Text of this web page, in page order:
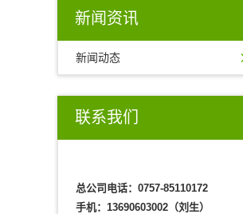
新闻资讯
新闻动态
联系我们
总公司电话：0757-85110172
手机：13690603002（刘生）